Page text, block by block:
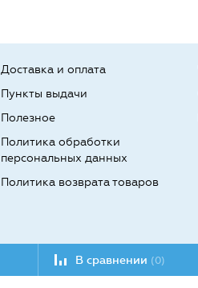
Доставка и оплата
Пункты выдачи
Полезное
Политика обработки
персональных данных
Политика возврата товаров
В сравнении (0)